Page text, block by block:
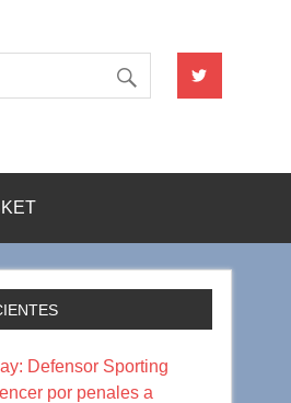
Defensor Sporting
por penales a